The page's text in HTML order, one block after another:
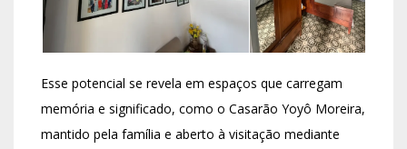
Esse potencial se revela em espaços que carregam
memória e significado, como o Casarão Yoyô Moreira,
mantido pela família e aberto à visitação mediante